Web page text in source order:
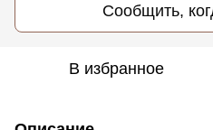
Сообщить,
В избранное